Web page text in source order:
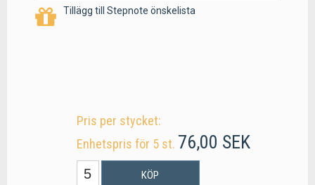
Tillägg till Stepnote önskelista
Pris per stycket:
Enhetspris för 5 st. 76,00 SEK
KÖP